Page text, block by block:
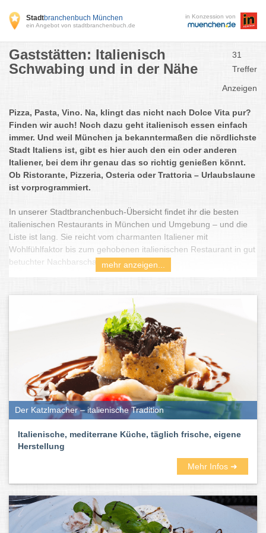
Stadtbranchenbuch München
ein Angebot von stadtbranchenbuch.de
in Konzession von
Gaststätten: Italienisch
Schwabing und in der Nähe
31
Treffer
Anzeigen
Pizza, Pasta, Vino. Na, klingt das nicht nach Dolce Vita pur?
Finden wir auch! Noch dazu geht italienisch essen einfach
immer. Und weil München ja bekanntermaßen die nördlichste
Stadt Italiens ist, gibt es hier auch den ein oder anderen
Italiener, bei dem ihr genau das so richtig genießen könnt.
Ob Ristorante, Pizzeria, Osteria oder Trattoria – Urlaubslaune
ist vorprogrammiert.
In unserer Stadtbranchenbuch-Übersicht findet ihr die besten
italienischen Restaurants in München und Umgebung – und die
Liste ist lang. Sie reicht vom charmanten Italiener mit
Wohlfühlfaktor bis zum gehobenen italienischen Restaurant in gut
betuchter Nachbarschaft.
Nicht lange überlegen – einfach durchprobieren.
mehr anzeigen...
Der Katzlmacher – italienische Tradition
Italienische, mediterrane Küche, täglich frische, eigene
Herstellung
Mehr Infos ➜